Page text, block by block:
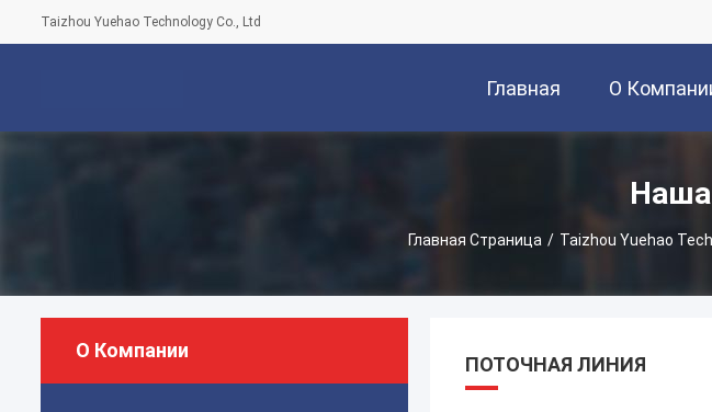
Taizhou Yuehao Technology Co., Ltd
Главная О
Главная Страница / Taizhou Yuehao
О Компании
ПОТОЧНАЯ ЛИНИЯ